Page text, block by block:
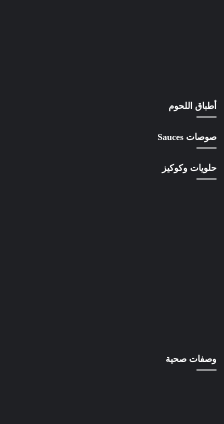
أطباق اللحوم
صوصات Sauces
حلويات وكوكيز
وصفات صحية